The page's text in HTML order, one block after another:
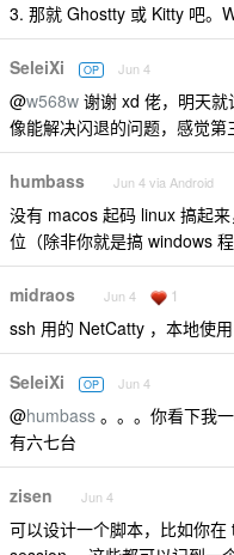
3. 那就 Ghostty 或 Kitty 吧。
SeleiXi OP Jun 4
@w568w 谢谢 xd 佬，明天就
像能解决闪退的问题，感觉
humbass Jun 4 via Android
没有 macos 起码 linux 搞起
位（除非你就是搞 windows 程
midraos Jun 4 1
ssh 用的 NetCatty ，本地使
SeleiXi OP Jun 4
@humbass 。。。你看下我
有六七台
zisen Jun 4
可以设计一个脚本，比如你